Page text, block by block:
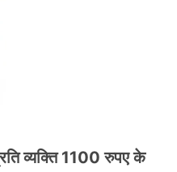
व्यक्ति 1100 रुपए के